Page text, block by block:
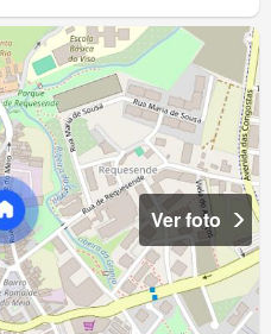
Ver foto